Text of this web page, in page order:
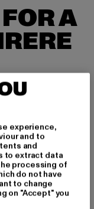
A
og modtag f
trends, tilbu
experience,
and to
and
to extract data
processing of
do not have
to change
on "Accept" you